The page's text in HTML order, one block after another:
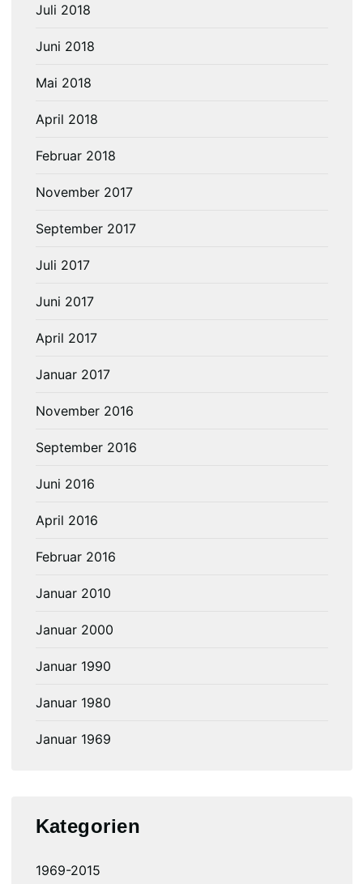
Juli 2018
Juni 2018
Mai 2018
April 2018
Februar 2018
November 2017
September 2017
Juli 2017
Juni 2017
April 2017
Januar 2017
November 2016
September 2016
Juni 2016
April 2016
Februar 2016
Januar 2010
Januar 2000
Januar 1990
Januar 1980
Januar 1969
Kategorien
1969-2015